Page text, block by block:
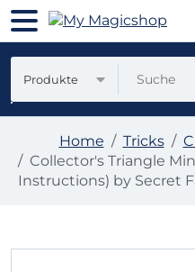
Produkte
Home Tricks
Collector's Triangle
Instructions) by Secret